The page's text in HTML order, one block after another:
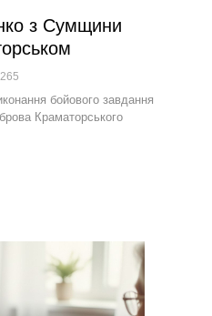
з Сумщини
265
бойового завдання
Краматорського